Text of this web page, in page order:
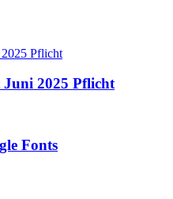
Juni 2025 Pflicht
Fonts